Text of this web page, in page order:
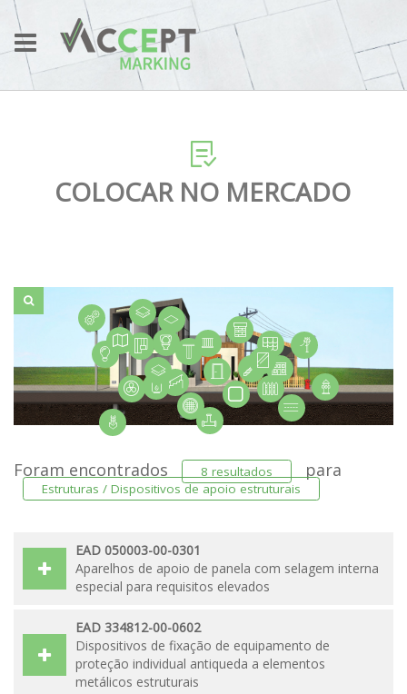
COLOCAR NO MERCADO
Foram encontrados 8 resultados para
Estruturas / Dispositivos de apoio estruturais
EAD 050003-00-0301
Aparelhos de apoio de panela com selagem interna
especial para requisitos elevados
EAD 334812-00-0602
Dispositivos de fixação de equipamento de
proteção individual antiqueda a elementos
metálicos estruturais